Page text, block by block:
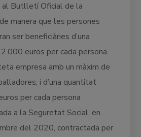
al Butlletí Oficial de la
manera que les persones
ser beneficiàries d’una
euros per cada persona
empresa amb un màxim de
i d’una quantitat
per cada persona
a la Seguretat Social, en
del 2020, contractada per